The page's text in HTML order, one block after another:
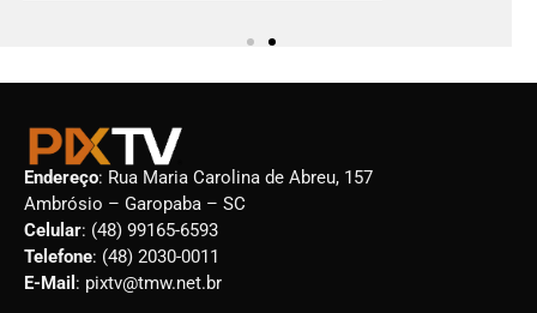
Endereço: Rua Maria Carolina de Abreu, 157
Ambrósio – Garopaba – SC
Celular: (48) 99165-6593
Telefone: (48) 2030-0011
E-Mail : pixtv@tmw.net.br